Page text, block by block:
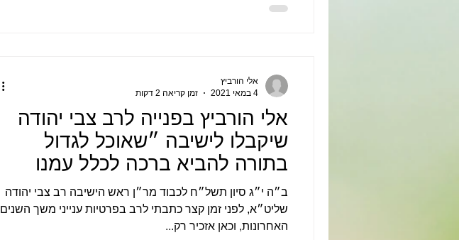
אלי הורביץ בפנייה לרב צבי יהודה
שיקבלו לישיבה ״שאוכל לגדול
בתורה להביא ברכה לכלל עמנו
כמה שידי משגת״
ב״ה י״ג סיון תשל״ח לכבוד מר״ן ראש הישיבה רב צבי יהודה
שליט״א, לפני זמן קצר כתבתי לרב בפרטיות ענייני משך השנים
האחרונות, וכאן אזכיר רק...
אלי הורביץ
4 במאי 2021
זמן קריאה 2 דקות